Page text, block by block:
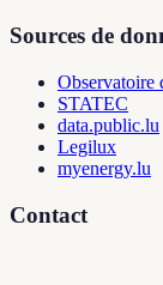
Sources de
Observatoire
STATEC
data.public.lu
Legilux
myenergy.lu
Contact